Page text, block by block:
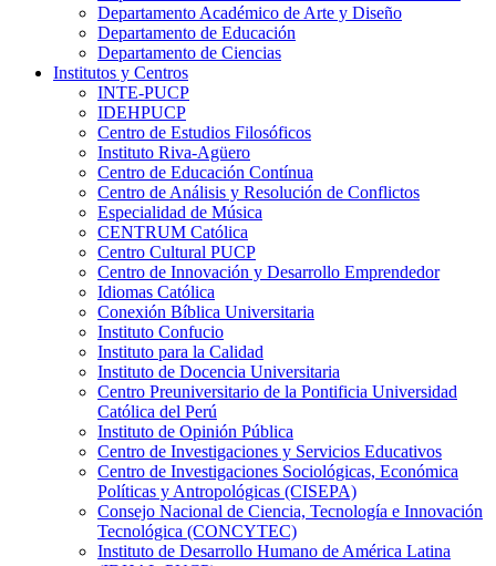
Departamento Académico de Arte y Diseño
Departamento de Educación
Departamento de Ciencias
Institutos y Centros
INTE-PUCP
IDEHPUCP
Centro de Estudios Filosóficos
Instituto Riva-Agüero
Centro de Educación Contínua
Centro de Análisis y Resolución de Conflictos
Especialidad de Música
CENTRUM Católica
Centro Cultural PUCP
Centro de Innovación y Desarrollo Emprendedor
Idiomas Católica
Conexión Bíblica Universitaria
Instituto Confucio
Instituto para la Calidad
Instituto de Docencia Universitaria
Centro Preuniversitario de la Pontificia Universidad
Católica del Perú
Instituto de Opinión Pública
Centro de Investigaciones y Servicios Educativos
Centro de Investigaciones Sociológicas, Económica
Políticas y Antropológicas (CISEPA)
Consejo Nacional de Ciencia, Tecnología e Innovación
Tecnológica (CONCYTEC)
Instituto de Desarrollo Humano de América Latina